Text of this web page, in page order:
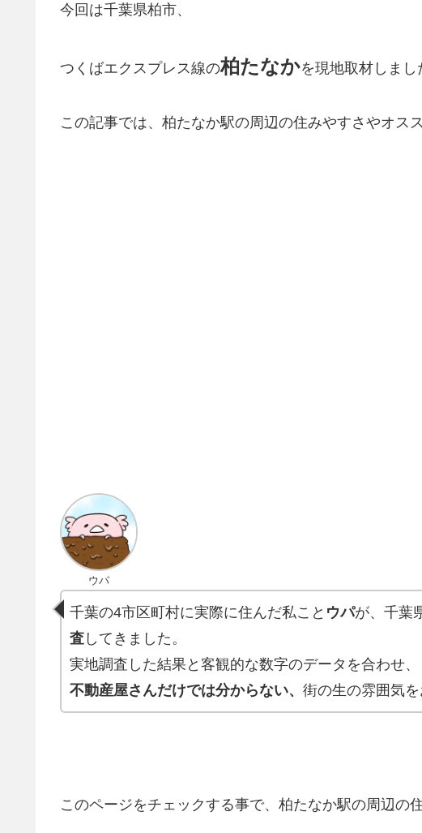
今回は千葉県柏市、
つくばエクスプレス線の柏たなかを現地取材しまし
この記事では、柏たなか駅の周辺の住みやすさやオス
ウパ
千葉の4市区町村に実際に住んだ私こと ウパが、千葉
査 してきました。
実地調査した結果と客観的な数字のデータを合わせ、
不動産屋さんだけでは分からない、 街の生の雰囲気を
このページをチェックする事で、柏たなか駅の周辺の